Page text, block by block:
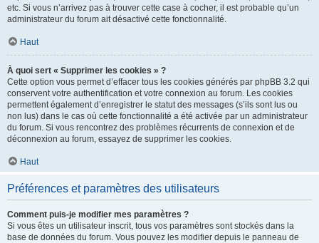
etc. Si vous n’arrivez pas à trouver cette case à cocher, il est probable qu’un
administrateur du forum ait désactivé cette fonctionnalité.
Haut
À quoi sert « Supprimer les cookies » ?
Cette option vous permet d’effacer tous les cookies générés par phpBB 3.2 qui
conservent votre authentification et votre connexion au forum. Les cookies
permettent également d’enregistrer le statut des messages (s’ils sont lus ou
non lus) dans le cas où cette fonctionnalité a été activée par un administrateur
du forum. Si vous rencontrez des problèmes récurrents de connexion et de
déconnexion au forum, essayez de supprimer les cookies.
Haut
Préférences et paramètres des utilisateurs
Comment puis-je modifier mes paramètres ?
Si vous êtes un utilisateur inscrit, tous vos paramètres sont stockés dans la
base de données du forum. Vous pouvez les modifier depuis le panneau de